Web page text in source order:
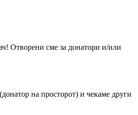
Отворени сме за донатори и/или
на просторот) и чекаме други